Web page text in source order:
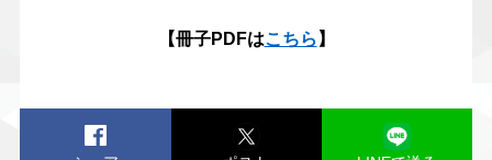
【冊子PDFはこちら 】